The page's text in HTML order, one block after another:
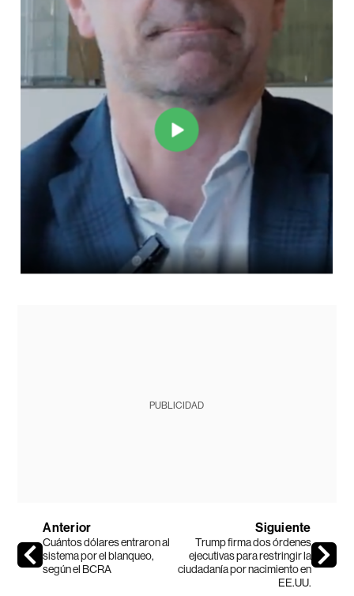
PUBLICIDAD
Anterior
Cuántos dólares entraron al
sistema por el blanqueo,
según el BCRA
Siguiente
Trump firma dos órdenes
ejecutivas para restringir la
ciudadanía por nacimiento en
EE.UU.